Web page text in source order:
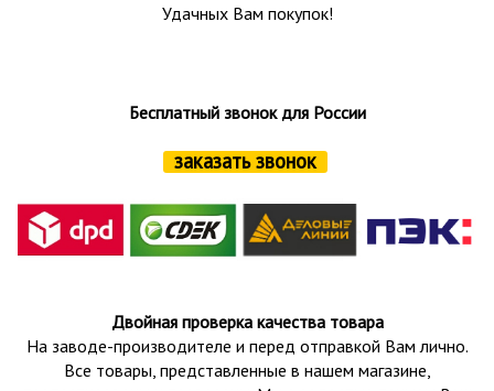
Удачных Вам покупок!
Бесплатный звонок для России
заказать звонок
Двойная проверка качества товара
На заводе-производителе и перед отправкой Вам лично.
Все товары, представленные в нашем магазине,